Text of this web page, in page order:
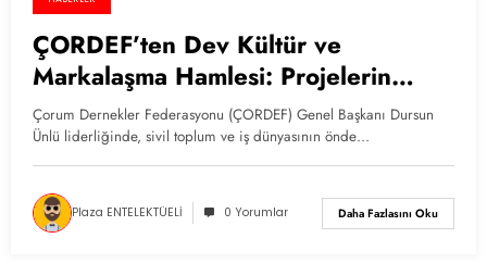
ÇORDEF’ten Dev Kültür ve
Markalaşma Hamlesi: Projelerin
Başına Mürsel Ferhat Sağlam
Getirildi
Çorum Dernekler Federasyonu (ÇORDEF) Genel Başkanı Dursun
Ünlü liderliğinde, sivil toplum ve iş dünyasının önde…
Plaza ENTELEKTÜELİ 0 Yorumlar Daha Fazlasını Oku